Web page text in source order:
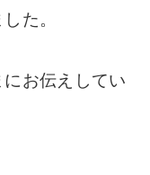
た。
お伝えしてい